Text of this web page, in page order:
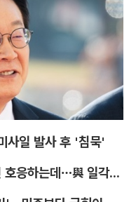
사일 발사 후 '침묵'
[주간政談<상>] 부동산 세재개편 호응하는데…與 일각의 속내